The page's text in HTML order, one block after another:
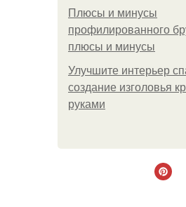
Плюсы и минусы
профилированного
плюсы и минусы
Улучшите интерьер
создание изголовья
руками